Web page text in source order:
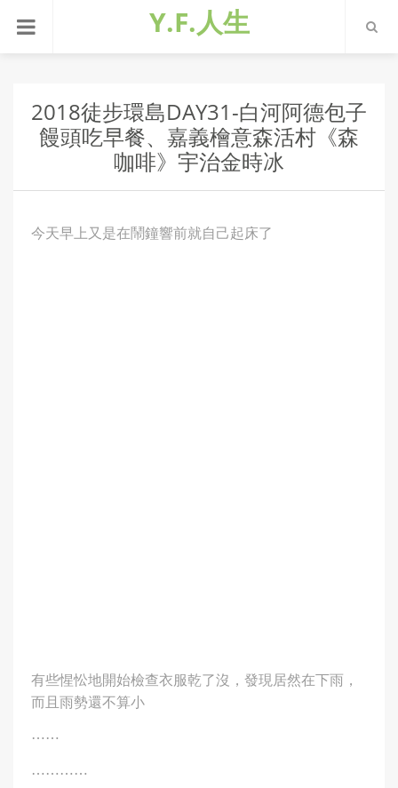
Y.F.人生
2018徒步環島DAY31-白河阿德包子
饅頭吃早餐、嘉義檜意森活村《森
咖啡》宇治金時冰
今天早上又是在鬧鐘響前就自己起床了
有些惺忪地開始檢查衣服乾了沒，發現居然在下雨，
而且雨勢還不算小
⋯⋯
⋯⋯⋯⋯